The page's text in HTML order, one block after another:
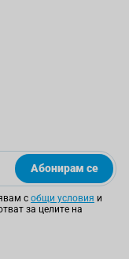
Абонирам се
с общи условия и
за целите на